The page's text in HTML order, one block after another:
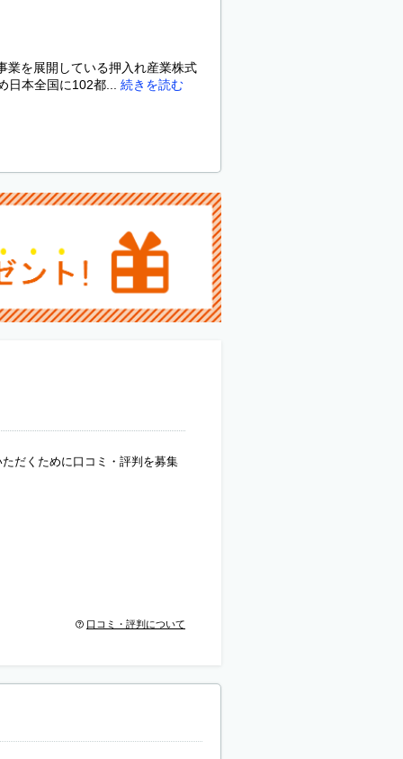
業を展開している押入れ産業株式
本全国に102都...
続きを読む
だくために口コミ・評判を募集
口コミ・評判について